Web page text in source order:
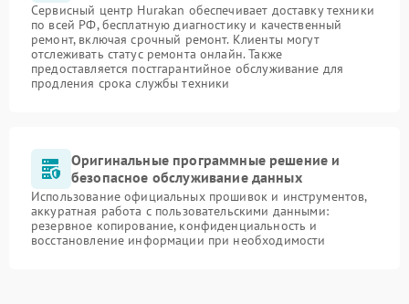
Сервисный центр Hurakan обеспечивает доставку техники
по всей РФ, бесплатную диагностику и качественный
ремонт, включая срочный ремонт. Клиенты могут
отслеживать статус ремонта онлайн. Также
предоставляется постгарантийное обслуживание для
продления срока службы техники
Оригинальные программные решение и
безопасное обслуживание данных
Использование официальных прошивок и инструментов,
аккуратная работа с пользовательскими данными:
резервное копирование, конфиденциальность и
восстановление информации при необходимости